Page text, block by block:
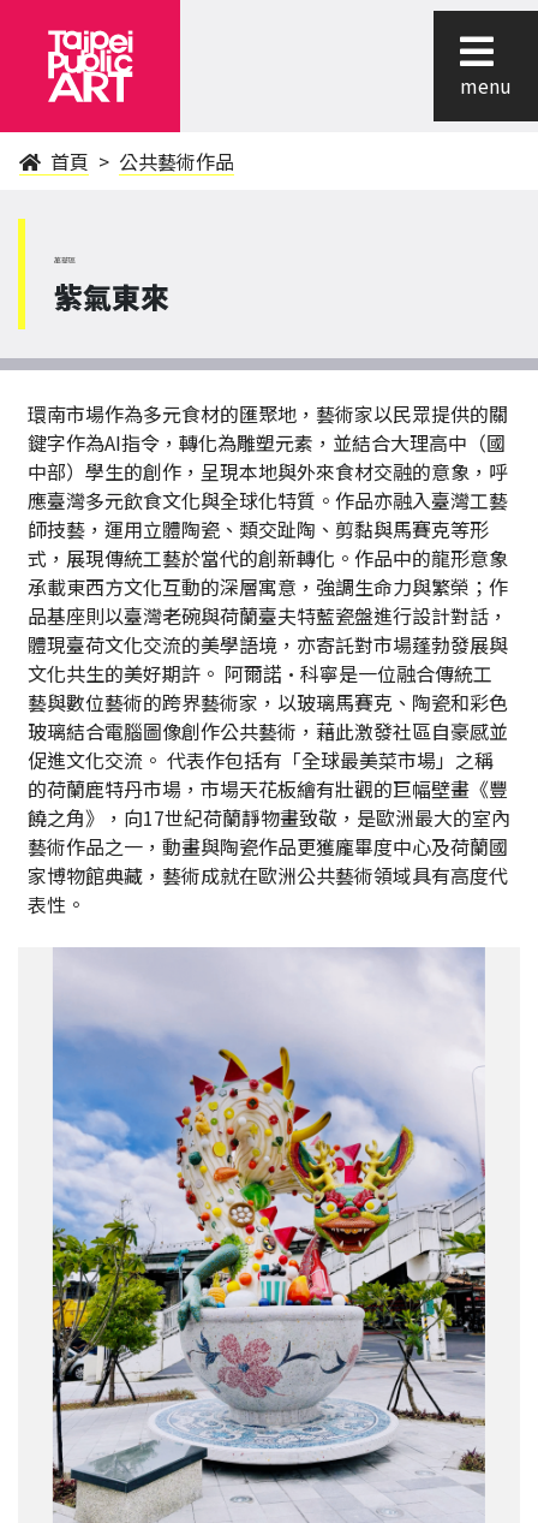
menu
首頁 公共藝術作品
萬華區
紫氣東來
環南市場作為多元食材的匯聚地，藝術家以民眾提供的關
鍵字作為AI指令，轉化為雕塑元素，並結合大理高中（國
中部）學生的創作，呈現本地與外來食材交融的意象，呼
應臺灣多元飲食文化與全球化特質。作品亦融入臺灣工藝
師技藝，運用立體陶瓷、類交趾陶、剪黏與馬賽克等形
式，展現傳統工藝於當代的創新轉化。作品中的龍形意象
承載東西方文化互動的深層寓意，強調生命力與繁榮；作
品基座則以臺灣老碗與荷蘭臺夫特藍瓷盤進行設計對話，
體現臺荷文化交流的美學語境，亦寄託對市場蓬勃發展與
文化共生的美好期許。 阿爾諾·科寧是一位融合傳統工
藝與數位藝術的跨界藝術家，以玻璃馬賽克、陶瓷和彩色
玻璃結合電腦圖像創作公共藝術，藉此激發社區自豪感並
促進文化交流。 代表作包括有「全球最美菜市場」之稱
的荷蘭鹿特丹市場，市場天花板繪有壯觀的巨幅壁畫《豐
饒之角》，向17世紀荷蘭靜物畫致敬，是歐洲最大的室內
藝術作品之一，動畫與陶瓷作品更獲龐畢度中心及荷蘭國
家博物館典藏，藝術成就在歐洲公共藝術領域具有高度代
表性。